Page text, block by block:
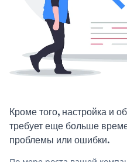
Кроме того, настройка и
требует еще больше
проблемы или ошибки.